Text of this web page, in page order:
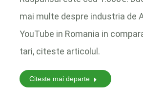
mai multe despre industria de
YouTube in Romania in
tari, citeste articolul.
Citeste mai departe